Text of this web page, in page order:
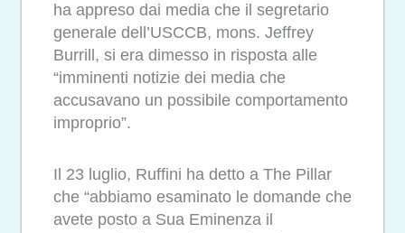
ha appreso dai media che il segretario
generale dell’USCCB, mons. Jeffrey
Burrill, si era dimesso in risposta alle
“imminenti notizie dei media che
accusavano un possibile comportamento
improprio”.
Il 23 luglio, Ruffini ha detto a The Pillar
che “abbiamo esaminato le domande che
avete posto a Sua Eminenza il